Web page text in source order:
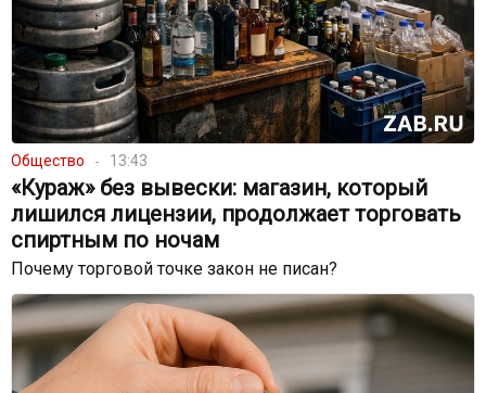
Общество 13:43
«Кураж» без вывески: магазин, который
лишился лицензии, продолжает торговать
спиртным по ночам
Почему торговой точке закон не писан?